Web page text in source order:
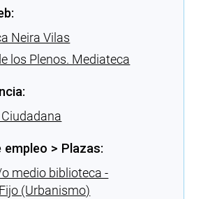
Neira Vilas
los Plenos. Mediateca
> Plazas:
medio biblioteca -
(Urbanismo)